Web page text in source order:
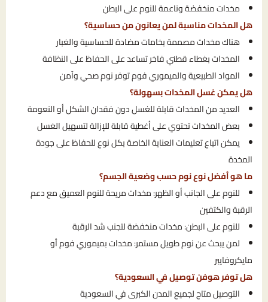
مخدات منخفضة وناعمة للنوم على البطن
هل المخدات مناسبة لمن يعانون من حساسية؟
هناك مخدات مصممة بخامات مضادة للحساسية والغبار
المخدات بغطاء قطني فاخر تساعد على الحفاظ على النظافة
المواد الطبيعية والميموري فوم توفر نوم صحي وآمن
هل يمكن غسل المخدات بسهولة؟
العديد من المخدات قابلة للغسل دون فقدان الشكل أو النعومة
بعض المخدات تحتوي على أغطية قابلة للإزالة لتسهيل الغسل
يمكن اتباع تعليمات العناية الخاصة بكل نوع للحفاظ على جودة
المخدة
ما هو أفضل نوع نوم حسب وضعية الجسم؟
للنوم على الجانب أو الظهر: مخدات مريحة للنوم العميق مع دعم
الرقبة والكتفين
للنوم على البطن: مخدات منخفضة لتجنب شد الرقبة
لمن يبحث عن نوم طويل مستمر: مخدات بميموري فوم أو
مايكروفايبر
هل توفر هوفن توصيل في السعودية؟
التوصيل متاح لجميع المدن الكبرى في السعودية